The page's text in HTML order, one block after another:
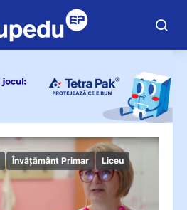
Învățământ Primar
Liceu